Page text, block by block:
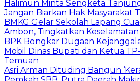
Halimun Minta Sengketa
Jangan Biarkan Hak Masyarakat
BMKG Gelar Sekolah Lapang
Ambon, Tingkatkan
BPK Bongkar Dugaan
Mobil Dinas Bupati dan Ketua
Temuan
Asri Arman Dituding Bangun